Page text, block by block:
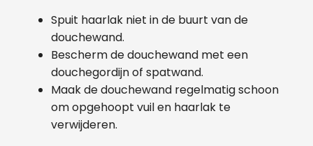
Spuit haarlak niet in de buurt van de
douchewand.
Bescherm de douchewand met een
douchegordijn of spatwand.
Maak de douchewand regelmatig schoon
om opgehoopt vuil en haarlak te
verwijderen.